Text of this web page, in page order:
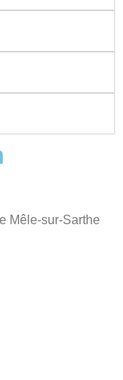
Mêle-sur-Sarthe